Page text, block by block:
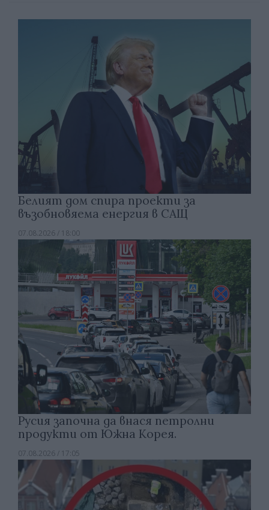
Белият дом спира проекти за
възобновяема енергия в САЩ
07.08.2026 / 18:00
Русия започна да внася петролни
продукти от Южна Корея.
07.08.2026 / 17:05